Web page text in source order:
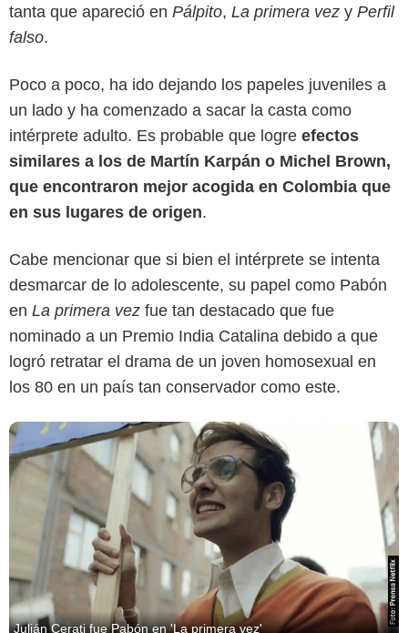
tanta que apareció en Pálpito, La primera vez y Perfil
falso.
Poco a poco, ha ido dejando los papeles juveniles a
un lado y ha comenzado a sacar la casta como
intérprete adulto. Es probable que logre efectos
similares a los de Martín Karpán o Michel Brown,
que encontraron mejor acogida en Colombia que
en sus lugares de origen.
Cabe mencionar que si bien el intérprete se intenta
desmarcar de lo adolescente, su papel como Pabón
en La primera vez fue tan destacado que fue
nominado a un Premio India Catalina debido a que
logró retratar el drama de un joven homosexual en
los 80 en un país tan conservador como este.
Netflix
Julián Cerati fue Pabón en 'La primera vez'